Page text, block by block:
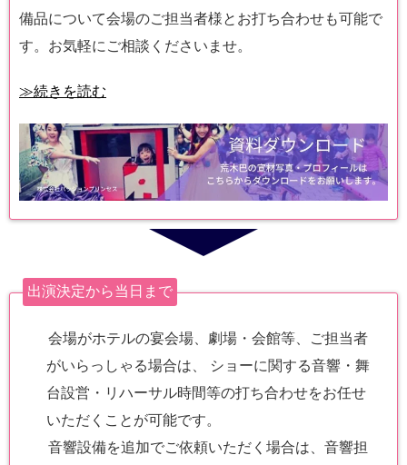
備品について会場のご担当者様とお打ち合わせも可能で
す。お気軽にご相談くださいませ。
≫続きを読む
出演決定から当日まで
会場がホテルの宴会場、劇場・会館等、ご担当者
がいらっしゃる場合は、 ショーに関する音響・舞
台設営・リハーサル時間等の打ち合わせをお任せ
いただくことが可能です。
音響設備を追加でご依頼いただく場合は、音響担